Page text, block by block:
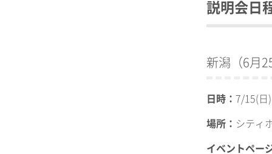
説明会日
新潟（6月
日時： 7/15(日
場所： シティ
イベントペー